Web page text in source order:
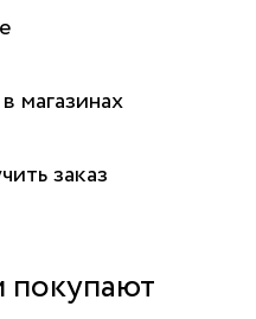
магазинах
в ТД "Дружба", Москва
в ТЦ "Ереван-плаза",
заказ
1-2 дня
покупают